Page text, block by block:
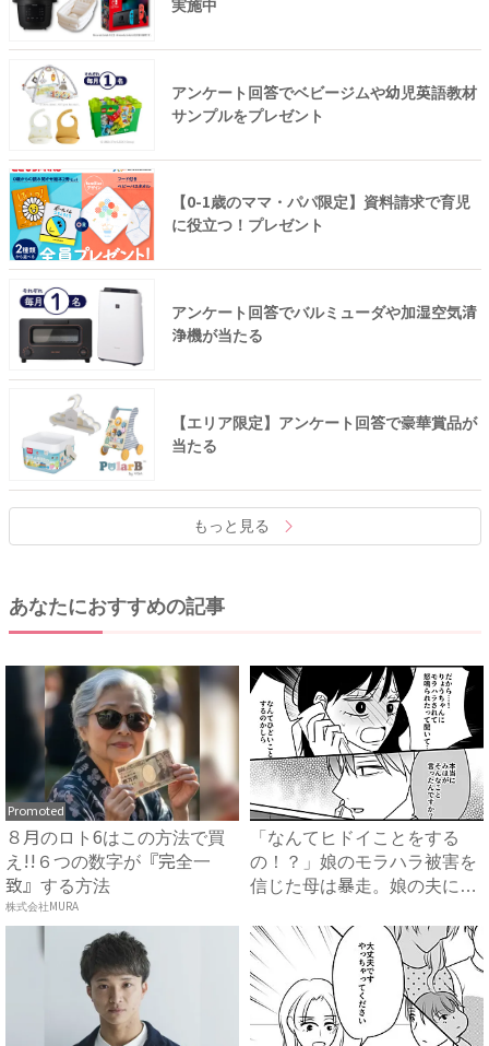
実施中
アンケート回答でベビージムや幼児英語教材
サンプルをプレゼント
【0-1歳のママ・パパ限定】資料請求で育児
に役立つ！プレゼント
アンケート回答でバルミューダや加湿空気清
浄機が当たる
【エリア限定】アンケート回答で豪華賞品が
当たる
もっと見る
あなたにおすすめの記事
Promoted
８月のロト6はこの方法で買
え!!６つの数字が『完全一
致』する方法
株式会社MURA
「なんてヒドイことをする
の！？」娘のモラハラ被害を
信じた母は暴走。娘の夫に電